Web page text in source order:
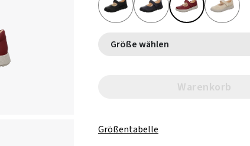
Größe wählen
Warenkorb
Größentabelle